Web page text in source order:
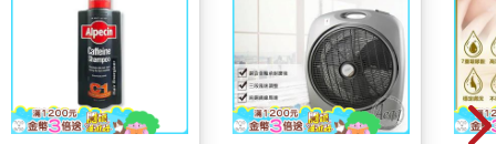
的債也因管理層加了很多荒謬的費用，而累積成驚人天價。
要釐清為何人們會進到詐騙園區，往往很有難度。有些倖存者知
道，講出來可能會降低他人幫助的動力，也可能會讓自己在母
國，或詐騙業務所在地面臨刑責，因此不想承認一開始是自願進
去的。
也有一些案例讓事情變得更複雜：有些倖存者為了引發公眾同